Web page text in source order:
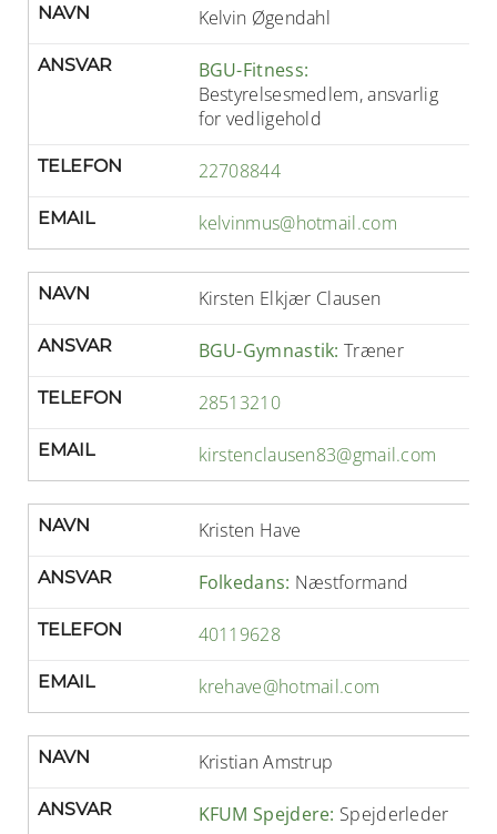
NAVN Kelvin Øgendahl
ANSVAR
BGU-Fitness:
Bestyrelsesmedlem, ansvarlig
for vedligehold
TELEFON 22708844
EMAIL kelvinmus@hotmail.com
NAVN Kirsten Elkjær Clausen
ANSVAR BGU-Gymnastik:Træner
TELEFON 28513210
EMAIL kirstenclausen83@gmail.com
NAVN Kristen Have
ANSVAR Folkedans: Næstformand
TELEFON 40119628
EMAIL krehave@hotmail.com
NAVN Kristian Amstrup
ANSVAR KFUM Spejdere: Spejderleder